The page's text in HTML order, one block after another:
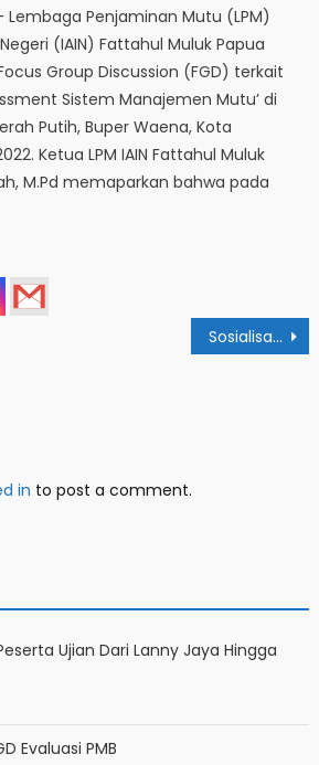
Penjaminan Mutu (LPM)
(IAIN) Fattahul Muluk Papua
Group Discussion (FGD) terkait
Sistem Manajemen Mutu’ di
Putih, Buper Waena, Kota
Ketua LPM IAIN Fattahul Muluk
M.Pd memaparkan bahwa pada
Sosialisasi Duta Bahasa: Ajang Salurkan Bakat dan Gagasan
in to post a comment.
Ujian Dari Lanny Jaya Hingga
Evaluasi PMB